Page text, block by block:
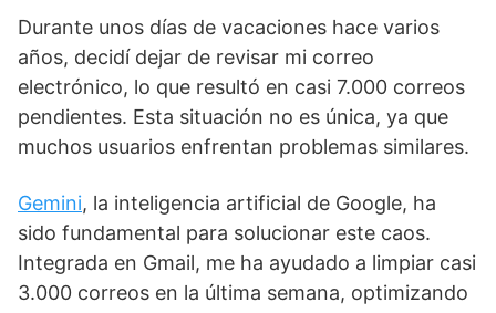
Durante unos días de vacaciones hace varios
años, decidí dejar de revisar mi correo
electrónico, lo que resultó en casi 7.000 correos
pendientes. Esta situación no es única, ya que
muchos usuarios enfrentan problemas similares.
Gemini, la inteligencia artificial de Google, ha
sido fundamental para solucionar este caos.
Integrada en Gmail, me ha ayudado a limpiar casi
3.000 correos en la última semana, optimizando